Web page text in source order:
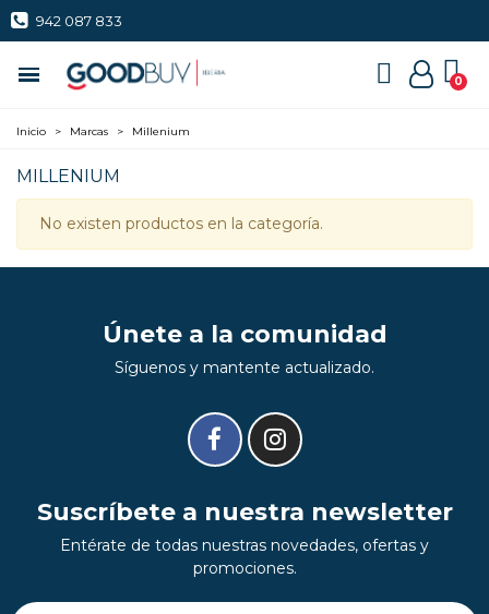
942 087 833
Inicio > Marcas > Millenium
MILLENIUM
No existen productos en la categoría.
Únete a la comunidad
Síguenos y mantente actualizado.
Suscríbete a nuestra newsletter
Entérate de todas nuestras novedades, ofertas y
promociones.